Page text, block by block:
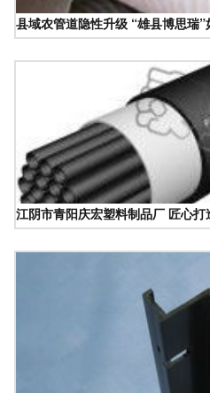
县域农管道隐性升级 “雄县博思瑞”
江阴市青阳庆宏塑料制品厂 匠心